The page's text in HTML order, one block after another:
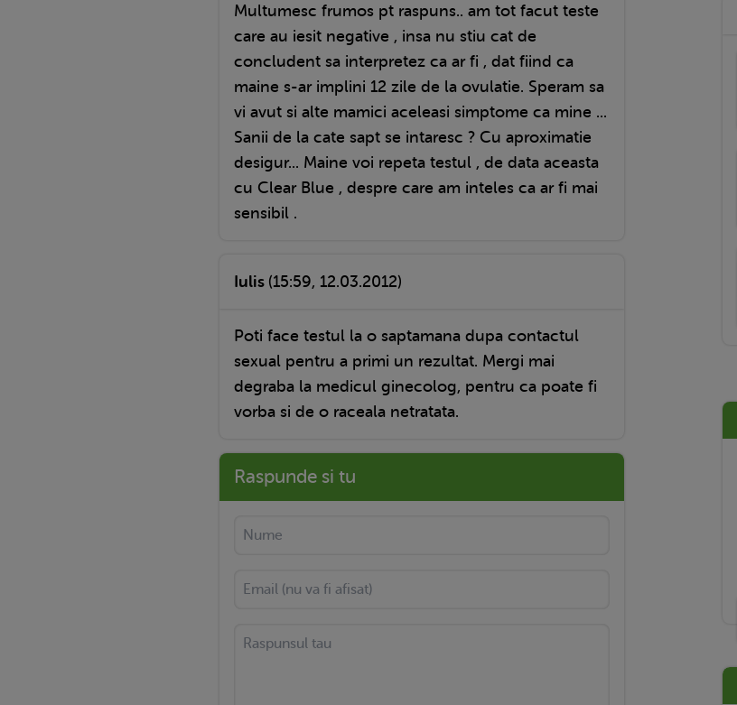
Multumesc frumos pt raspuns.. am tot facut teste
care au iesit negative , insa nu stiu cat de
concludent sa interpretez ca ar fi , dat fiind ca
maine s-ar implini 12 zile de la ovulatie. Speram sa
vi avut si alte mamici aceleasi simptome ca mine ...
Sanii de la cate sapt se intaresc ? Cu aproximatie
desigur... Maine voi repeta testul , de data aceasta
cu Clear Blue , despre care am inteles ca ar fi mai
sensibil .
Iulis (15:59, 12.03.2012)
Poti face testul la o saptamana dupa contactul
sexual pentru a primi un rezultat. Mergi mai
degraba la medicul ginecolog, pentru ca poate fi
vorba si de o raceala netratata.
Raspunde si tu